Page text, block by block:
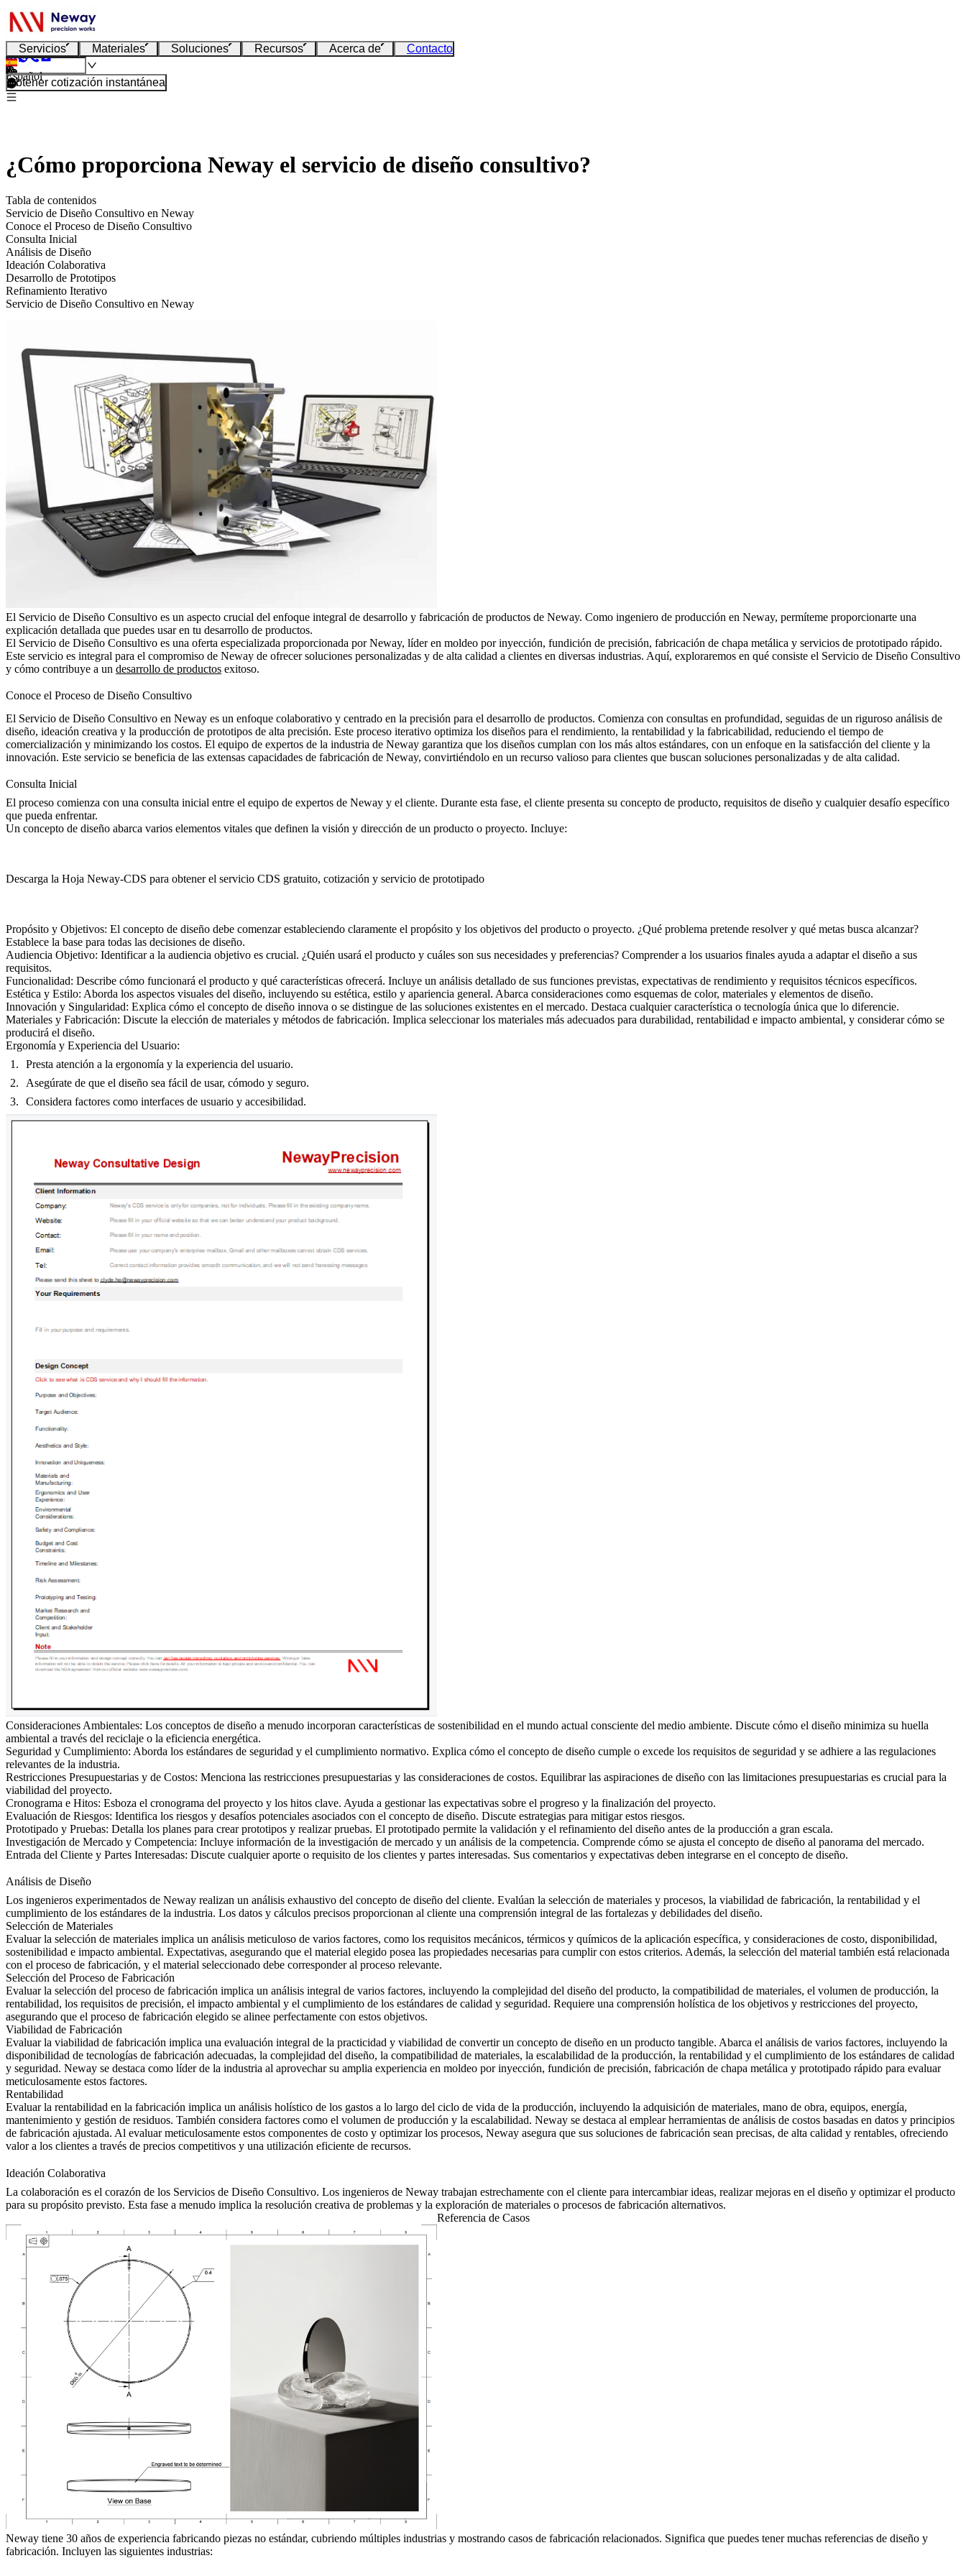
Servicios Materiales Soluciones Recursos Acerca de Contacto
Español
Obtener cotización instantánea
¿Cómo proporciona Neway el servicio de diseño consultivo?
Tabla de contenidos
Servicio de Diseño Consultivo en Neway
Conoce el Proceso de Diseño Consultivo
Consulta Inicial
Análisis de Diseño
Ideación Colaborativa
Desarrollo de Prototipos
Refinamiento Iterativo
Servicio de Diseño Consultivo en Neway
El Servicio de Diseño Consultivo es un aspecto crucial del enfoque integral de desarrollo y fabricación de productos de Neway. Como ingeniero de producción en Neway, permíteme proporcionarte una
explicación detallada que puedes usar en tu desarrollo de productos.
El Servicio de Diseño Consultivo es una oferta especializada proporcionada por Neway, líder en moldeo por inyección, fundición de precisión, fabricación de chapa metálica y servicios de prototipado rápido.
Este servicio es integral para el compromiso de Neway de ofrecer soluciones personalizadas y de alta calidad a clientes en diversas industrias. Aquí, exploraremos en qué consiste el Servicio de Diseño Consultivo
y cómo contribuye a un desarrollo de productos exitoso.
Conoce el Proceso de Diseño Consultivo
El Servicio de Diseño Consultivo en Neway es un enfoque colaborativo y centrado en la precisión para el desarrollo de productos. Comienza con consultas en profundidad, seguidas de un riguroso análisis de
diseño, ideación creativa y la producción de prototipos de alta precisión. Este proceso iterativo optimiza los diseños para el rendimiento, la rentabilidad y la fabricabilidad, reduciendo el tiempo de
comercialización y minimizando los costos. El equipo de expertos de la industria de Neway garantiza que los diseños cumplan con los más altos estándares, con un enfoque en la satisfacción del cliente y la
innovación. Este servicio se beneficia de las extensas capacidades de fabricación de Neway, convirtiéndolo en un recurso valioso para clientes que buscan soluciones personalizadas y de alta calidad.
Consulta Inicial
El proceso comienza con una consulta inicial entre el equipo de expertos de Neway y el cliente. Durante esta fase, el cliente presenta su concepto de producto, requisitos de diseño y cualquier desafío específico
que pueda enfrentar.
Un concepto de diseño abarca varios elementos vitales que definen la visión y dirección de un producto o proyecto. Incluye:
Descarga la Hoja Neway-CDS para obtener el servicio CDS gratuito, cotización y servicio de prototipado
Propósito y Objetivos: El concepto de diseño debe comenzar estableciendo claramente el propósito y los objetivos del producto o proyecto. ¿Qué problema pretende resolver y qué metas busca alcanzar?
Establece la base para todas las decisiones de diseño.
Audiencia Objetivo: Identificar a la audiencia objetivo es crucial. ¿Quién usará el producto y cuáles son sus necesidades y preferencias? Comprender a los usuarios finales ayuda a adaptar el diseño a sus
requisitos.
Funcionalidad: Describe cómo funcionará el producto y qué características ofrecerá. Incluye un análisis detallado de sus funciones previstas, expectativas de rendimiento y requisitos técnicos específicos.
Estética y Estilo: Aborda los aspectos visuales del diseño, incluyendo su estética, estilo y apariencia general. Abarca consideraciones como esquemas de color, materiales y elementos de diseño.
Innovación y Singularidad: Explica cómo el concepto de diseño innova o se distingue de las soluciones existentes en el mercado. Destaca cualquier característica o tecnología única que lo diferencie.
Materiales y Fabricación: Discute la elección de materiales y métodos de fabricación. Implica seleccionar los materiales más adecuados para durabilidad, rentabilidad e impacto ambiental, y considerar cómo se
producirá el diseño.
Ergonomía y Experiencia del Usuario:
Presta atención a la ergonomía y la experiencia del usuario.
Asegúrate de que el diseño sea fácil de usar, cómodo y seguro.
Considera factores como interfaces de usuario y accesibilidad.
Consideraciones Ambientales: Los conceptos de diseño a menudo incorporan características de sostenibilidad en el mundo actual consciente del medio ambiente. Discute cómo el diseño minimiza su huella
ambiental a través del reciclaje o la eficiencia energética.
Seguridad y Cumplimiento: Aborda los estándares de seguridad y el cumplimiento normativo. Explica cómo el concepto de diseño cumple o excede los requisitos de seguridad y se adhiere a las regulaciones
relevantes de la industria.
Restricciones Presupuestarias y de Costos: Menciona las restricciones presupuestarias y las consideraciones de costos. Equilibrar las aspiraciones de diseño con las limitaciones presupuestarias es crucial para la
viabilidad del proyecto.
Cronograma e Hitos: Esboza el cronograma del proyecto y los hitos clave. Ayuda a gestionar las expectativas sobre el progreso y la finalización del proyecto.
Evaluación de Riesgos: Identifica los riesgos y desafíos potenciales asociados con el concepto de diseño. Discute estrategias para mitigar estos riesgos.
Prototipado y Pruebas: Detalla los planes para crear prototipos y realizar pruebas. El prototipado permite la validación y el refinamiento del diseño antes de la producción a gran escala.
Investigación de Mercado y Competencia: Incluye información de la investigación de mercado y un análisis de la competencia. Comprende cómo se ajusta el concepto de diseño al panorama del mercado.
Entrada del Cliente y Partes Interesadas: Discute cualquier aporte o requisito de los clientes y partes interesadas. Sus comentarios y expectativas deben integrarse en el concepto de diseño.
Análisis de Diseño
Los ingenieros experimentados de Neway realizan un análisis exhaustivo del concepto de diseño del cliente. Evalúan la selección de materiales y procesos, la viabilidad de fabricación, la rentabilidad y el
cumplimiento de los estándares de la industria. Los datos y cálculos precisos proporcionan al cliente una comprensión integral de las fortalezas y debilidades del diseño.
Selección de Materiales
Evaluar la selección de materiales implica un análisis meticuloso de varios factores, como los requisitos mecánicos, térmicos y químicos de la aplicación específica, y consideraciones de costo, disponibilidad,
sostenibilidad e impacto ambiental. Expectativas, asegurando que el material elegido posea las propiedades necesarias para cumplir con estos criterios. Además, la selección del material también está relacionada
con el proceso de fabricación, y el material seleccionado debe corresponder al proceso relevante.
Selección del Proceso de Fabricación
Evaluar la selección del proceso de fabricación implica un análisis integral de varios factores, incluyendo la complejidad del diseño del producto, la compatibilidad de materiales, el volumen de producción, la
rentabilidad, los requisitos de precisión, el impacto ambiental y el cumplimiento de los estándares de calidad y seguridad. Requiere una comprensión holística de los objetivos y restricciones del proyecto,
asegurando que el proceso de fabricación elegido se alinee perfectamente con estos objetivos.
Viabilidad de Fabricación
Evaluar la viabilidad de fabricación implica una evaluación integral de la practicidad y viabilidad de convertir un concepto de diseño en un producto tangible. Abarca el análisis de varios factores, incluyendo la
disponibilidad de tecnologías de fabricación adecuadas, la complejidad del diseño, la compatibilidad de materiales, la escalabilidad de la producción, la rentabilidad y el cumplimiento de los estándares de calidad
y seguridad. Neway se destaca como líder de la industria al aprovechar su amplia experiencia en moldeo por inyección, fundición de precisión, fabricación de chapa metálica y prototipado rápido para evaluar
meticulosamente estos factores.
Rentabilidad
Evaluar la rentabilidad en la fabricación implica un análisis holístico de los gastos a lo largo del ciclo de vida de la producción, incluyendo la adquisición de materiales, mano de obra, equipos, energía,
mantenimiento y gestión de residuos. También considera factores como el volumen de producción y la escalabilidad. Neway se destaca al emplear herramientas de análisis de costos basadas en datos y principios
de fabricación ajustada. Al evaluar meticulosamente estos componentes de costo y optimizar los procesos, Neway asegura que sus soluciones de fabricación sean precisas, de alta calidad y rentables, ofreciendo
valor a los clientes a través de precios competitivos y una utilización eficiente de recursos.
Ideación Colaborativa
La colaboración es el corazón de los Servicios de Diseño Consultivo. Los ingenieros de Neway trabajan estrechamente con el cliente para intercambiar ideas, realizar mejoras en el diseño y optimizar el producto
para su propósito previsto. Esta fase a menudo implica la resolución creativa de problemas y la exploración de materiales o procesos de fabricación alternativos.
Referencia de Casos
Neway tiene 30 años de experiencia fabricando piezas no estándar, cubriendo múltiples industrias y mostrando casos de fabricación relacionados. Significa que puedes tener muchas referencias de diseño y
fabricación. Incluyen las siguientes industrias: